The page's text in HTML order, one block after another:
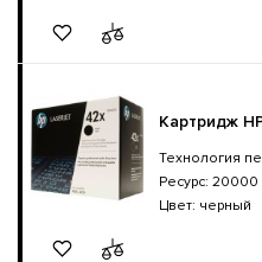
Картридж
Технология
Ресурс: 20000
Цвет: черный